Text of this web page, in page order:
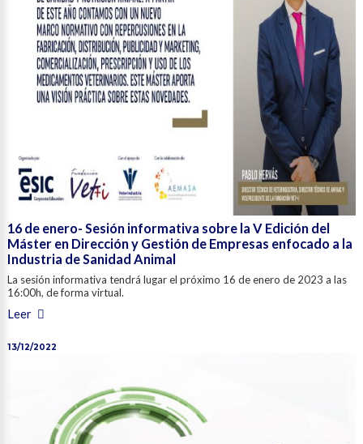
16 de enero- Sesión informativa sobre la V Edición del
Máster en Dirección y Gestión de Empresas enfocado a la
Industria de Sanidad Animal
La sesión informativa tendrá lugar el próximo 16 de enero de 2023 a las
16:00h, de forma virtual.
Leer
13/12/2022